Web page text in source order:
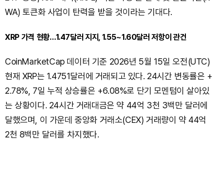
WA) 토큰화 사업이 탄력을 받을 것이라는 기대다.
XRP 가격 현황…1.47달러 지지, 1.55~1.60달러 저항이 관건
CoinMarketCap 데이터 기준 2026년 5월 15일 오전(UTC)
현재 XRP는 1.4751달러에 거래되고 있다. 24시간 변동률은 +
2.78%, 7일 누적 상승률은 +6.08%로 단기 모멘텀이 살아있
는 상황이다. 24시간 거래대금은 약 44억 3천 3백만 달러에
달했으며, 이 가운데 중앙화 거래소(CEX) 거래량이 약 44억
2천 8백만 달러를 차지했다.